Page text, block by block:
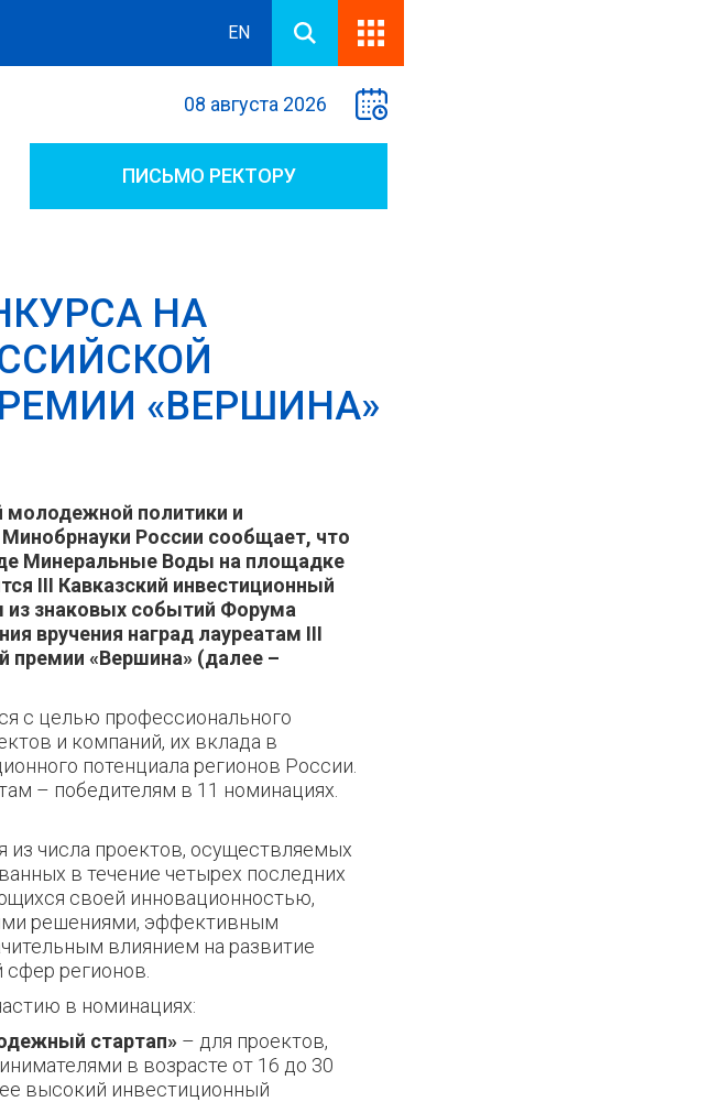
поиска
EN
08 августа 2026
ПИСЬМО РЕКТОРУ
НА
«ВЕРШИНА»
молодежной политики и
России сообщает, что
Минеральные Воды на площадке
III Кавказский инвестиционный
знаковых событий Форума
вручения наград лауреатам III
премии «Вершина» (далее –
с целью профессионального
и компаний, их вклада в
потенциала регионов России.
– победителям в 11 номинациях.
числа проектов, осуществляемых
в течение четырех последних
своей инновационностью,
решениями, эффективным
влиянием на развитие
сфер регионов.
в номинациях:
стартап» – для проектов,
в возрасте от 16 до 30
высокий инвестиционный